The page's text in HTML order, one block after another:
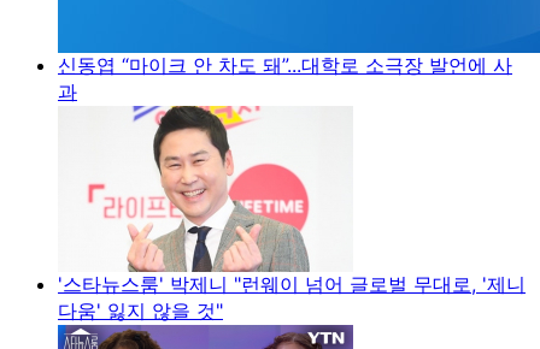
신동엽 “마이크 안 차도 돼”...대학로 소극장 발언에 사
과
'스타뉴스룸' 박제니 "런웨이 넘어 글로벌 무대로, '제니
다움' 잃지 않을 것"